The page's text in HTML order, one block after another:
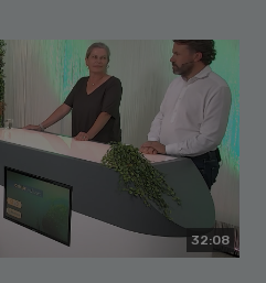
32:08